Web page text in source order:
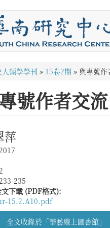
人類學學刊 » 15卷2期 » 與專號作
號作者交流
萍
235
下載 (PDF格式):
15.2.A10.pdf
全文收錄於「華藝線上圖書館」